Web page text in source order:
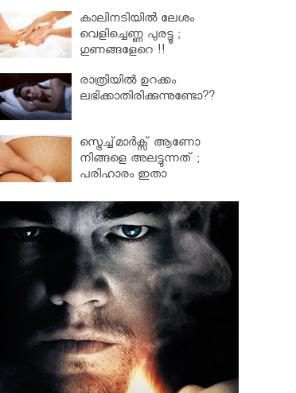
ശൈലജ..
കാലിനടിയില്‍ ലേശം
വെളിച്ചെണ്ണ പുരട്ടൂ ;
ഗുണങ്ങളേറെ !!
രാത്രിയിൽ ഉറക്കം
ലഭിക്കാതിരിക്കുന്നുണ്ടോ??
സ്ട്രെച്ച്മാര്‍ക്സ് ആണോ
നിങ്ങളെ അലട്ടുന്നത് ;
പരിഹാരം ഇതാ